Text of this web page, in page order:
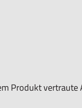
Produkt